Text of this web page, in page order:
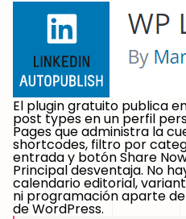
El plugin gratuito publica
post types en un perfil
Pages que administra la
shortcodes, filtro por
entrada y botón Share
Principal desventaja. No
calendario editorial,
ni programación aparte
de WordPress.